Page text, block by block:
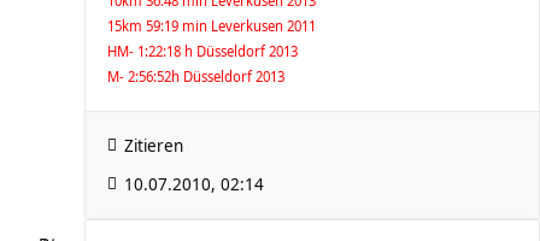
15km 59:19 min Leverkusen 2011
HM- 1:22:18 h Düsseldorf 2013
M- 2:56:52h Düsseldorf 2013
Zitieren
10.07.2010, 02:14